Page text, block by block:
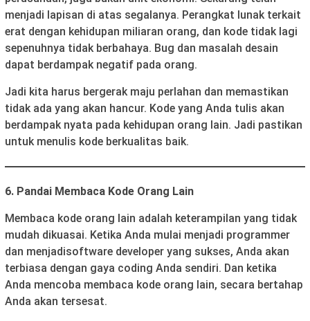
menjadi lapisan di atas segalanya. Perangkat lunak terkait
erat dengan kehidupan miliaran orang, dan kode tidak lagi
sepenuhnya tidak berbahaya. Bug dan masalah desain
dapat berdampak negatif pada orang.
Jadi kita harus bergerak maju perlahan dan memastikan
tidak ada yang akan hancur. Kode yang Anda tulis akan
berdampak nyata pada kehidupan orang lain. Jadi pastikan
untuk menulis kode berkualitas baik.
6. Pandai Membaca Kode Orang Lain
Membaca kode orang lain adalah keterampilan yang tidak
mudah dikuasai. Ketika Anda mulai menjadi programmer
dan menjadisoftware developer yang sukses, Anda akan
terbiasa dengan gaya coding Anda sendiri. Dan ketika
Anda mencoba membaca kode orang lain, secara bertahap
Anda akan tersesat.